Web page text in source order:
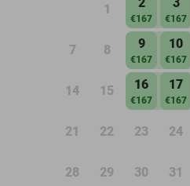
1
€167 €167
7 8 9
€167
10
€167
14 15 16
€167
17
€167
21 22 23 24
28 29 30 31